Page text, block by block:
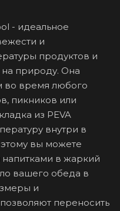
- идеальное
и
продуктов и
природу. Она
во время любого
пикников или
из PEVA
внутри в
вы можете
в жаркий
вашего обеда в
и
переносить